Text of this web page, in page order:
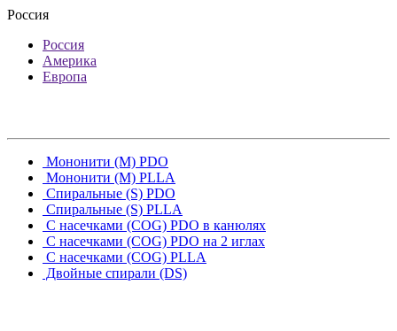
Россия
Россия
Америка
Европа
Мононити (M) PDO
Мононити (M) PLLA
Спиральные (S) PDO
Спиральные (S) PLLA
С насечками (COG) PDO в канюлях
С насечками (COG) PDO на 2 иглах
С насечками (COG) PLLA
Двойные спирали (DS)